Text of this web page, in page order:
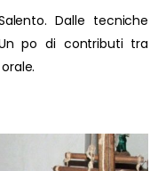
Dalle tecniche
po di contributi tra